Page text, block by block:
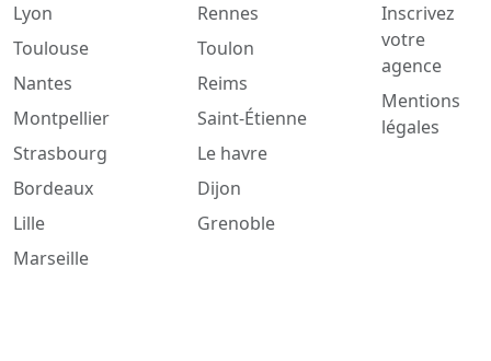
Lyon
Toulouse
Nantes
Montpellier
Strasbourg
Bordeaux
Lille
Marseille
Rennes
Toulon
Reims
Saint-Étienne
Le havre
Dijon
Grenoble
Inscrivez
votre
agence
Mentions
légales